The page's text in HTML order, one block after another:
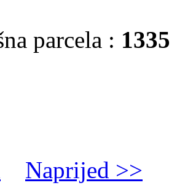
parcela : 1335
Naprijed >>